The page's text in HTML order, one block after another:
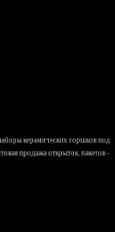
керамических горшков под
продажа открыток, пакетов -